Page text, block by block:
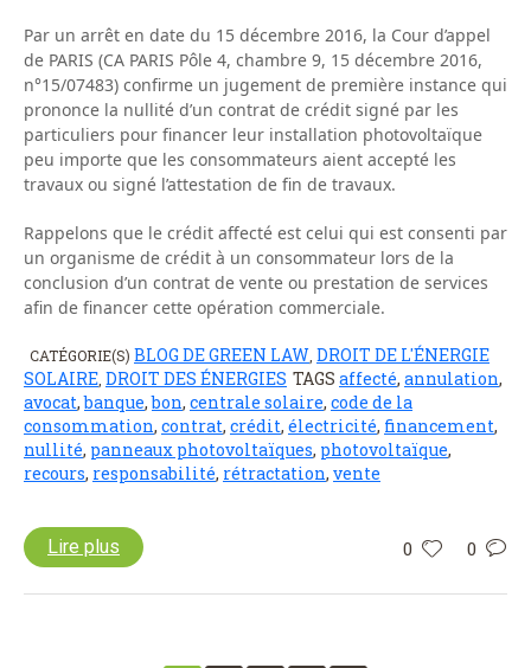
Par un arrêt en date du 15 décembre 2016, la Cour d’appel
de PARIS (CA PARIS Pôle 4, chambre 9, 15 décembre 2016,
n°15/07483) confirme un jugement de première instance qui
prononce la nullité d’un contrat de crédit signé par les
particuliers pour financer leur installation photovoltaïque
peu importe que les consommateurs aient accepté les
travaux ou signé l’attestation de fin de travaux.
Rappelons que le crédit affecté est celui qui est consenti par
un organisme de crédit à un consommateur lors de la
conclusion d’un contrat de vente ou prestation de services
afin de financer cette opération commerciale.
CATÉGORIE(S) BLOG DE GREEN LAW, DROIT DE L'ÉNERGIE
SOLAIRE, DROIT DES ÉNERGIES TAGS affecté, annulation,
avocat,banque,bon, centrale solaire, code de la
consommation, contrat, crédit, électricité, financement,
nullité, panneaux photovoltaïques, photovoltaïque,
recours, responsabilité, rétractation, vente
0 0
Lire plus